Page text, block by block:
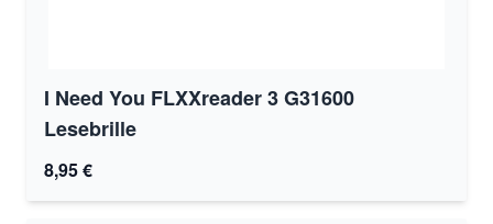
I Need You FLXXreader 3 G31600
Lesebrille
8,95 €